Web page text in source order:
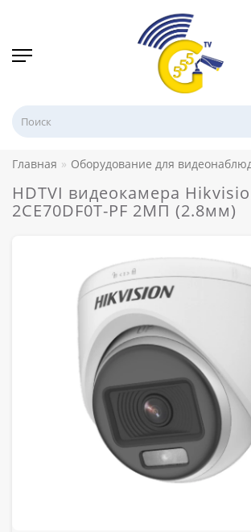
Главная Оборудование для
HDTVI видеокамера
2CE70DF0T-PF 2МП (2.8мм)